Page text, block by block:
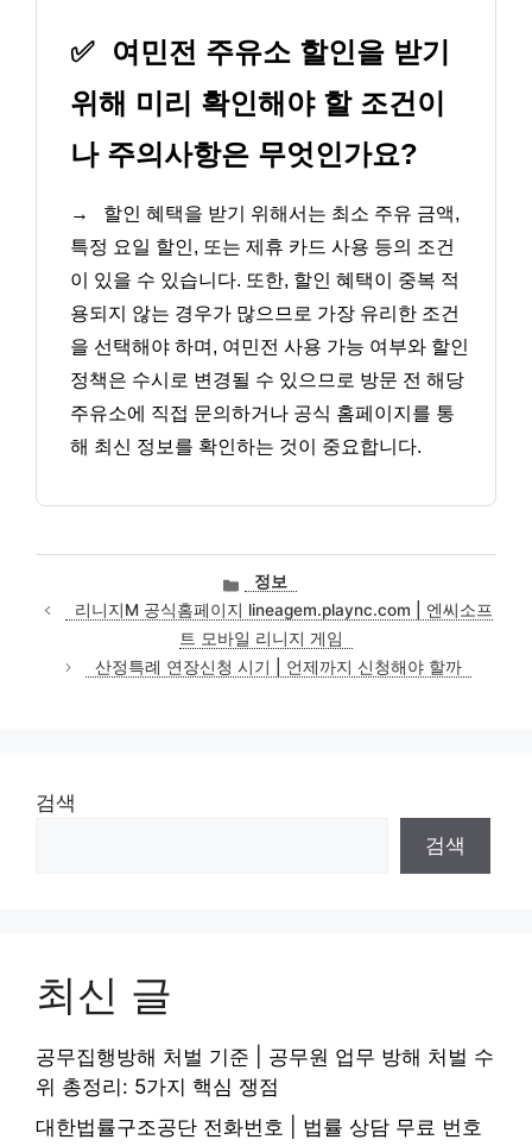
✅
여민전 주유소 할인을 받기
위해 미리 확인해야 할 조건이
나 주의사항은 무엇인가요?
→
할인 혜택을 받기 위해서는 최소 주유 금액,
특정 요일 할인, 또는 제휴 카드 사용 등의 조건
이 있을 수 있습니다. 또한, 할인 혜택이 중복 적
용되지 않는 경우가 많으므로 가장 유리한 조건
을 선택해야 하며, 여민전 사용 가능 여부와 할인
정책은 수시로 변경될 수 있으므로 방문 전 해당
주유소에 직접 문의하거나 공식 홈페이지를 통
해 최신 정보를 확인하는 것이 중요합니다.
카
테
고
리
정보
리니지M 공식홈페이지 lineagem.plaync.com | 엔씨소프
트 모바일 리니지 게임
산정특례 연장신청 시기 | 언제까지 신청해야 할까
검색
검색
최신 글
공무집행방해 처벌 기준 | 공무원 업무 방해 처벌 수
위 총정리: 5가지 핵심 쟁점
대한법률구조공단 전화번호 | 법률 상담 무료 번호